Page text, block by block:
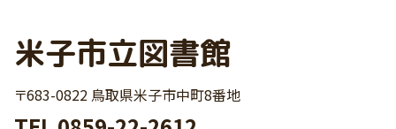
米子市立図書館
〒683-0822 鳥取県米子市中町8番地